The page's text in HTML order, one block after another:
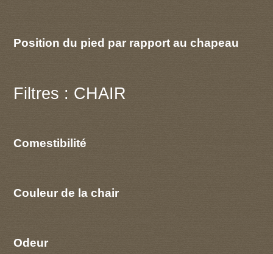
Position du pied par rapport au chapeau
Filtres : CHAIR
Comestibilité
Couleur de la chair
Odeur